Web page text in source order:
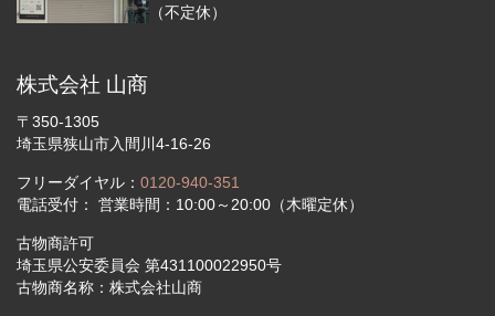
（不定休）
株式会社 山商
〒350-1305
埼玉県狭山市入間川4-16-26
フリーダイヤル： 0120-940-351
電話受付： 営業時間：10:00～20:00（木曜定休）
古物商許可
埼玉県公安委員会 第431100022950号
古物商名称：株式会社山商